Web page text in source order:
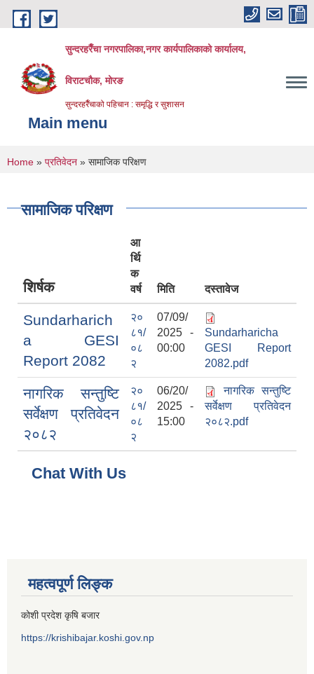
Skip to main content
सुन्दरहरैँचा नगरपालिका,नगर कार्यपालिकाको कार्यालय,
विराटचौक, मोरङ
सुन्दरहरैँचाको पहिचान : समृद्धि र सुशासन
Main menu
You are here
Home » प्रतिवेदन » सामाजिक परिक्षण
सामाजिक परिक्षण
शिर्षक
आ
र्थि
क
वर्ष
मिति दस्तावेज
Sundarharich
a GESI
Report 2082
२०
८१/
०८
२
07/09/
2025 -
00:00
Sundarharicha
GESI Report
2082.pdf
नागरिक सन्तुष्टि
सर्वेक्षण प्रतिवेदन
२०८२
२०
८१/
०८
२
06/20/
2025 -
15:00
नागरिक सन्तुष्टि
सर्वेक्षण प्रतिवेदन
२०८२.pdf
Chat With Us
महत्वपूर्ण लिङ्क
कोशी प्रदेश कृषि बजार
https://krishibajar.koshi.gov.np